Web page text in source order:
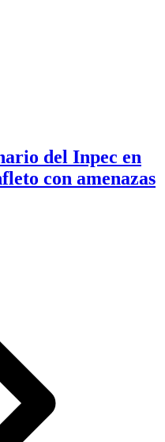
del Inpec en
con amenazas